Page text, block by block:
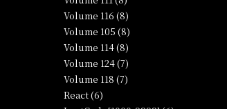
Volume 116 (8)
Volume 105 (8)
Volume 114 (8)
Volume 124 (7)
Volume 118 (7)
React (6)